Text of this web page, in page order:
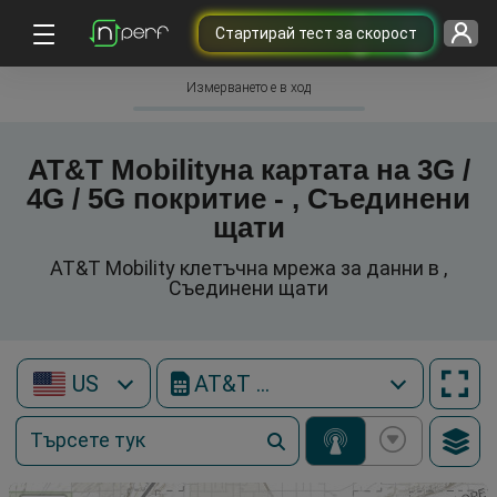
Cтартирай тест за скорост
Измерването е в ход
AT&T Mobilityна картата на 3G /
4G / 5G покритие - , Съединени
щати
AT&T Mobility клетъчна мрежа за данни в ,
Съединени щати
US AT&T Mobility